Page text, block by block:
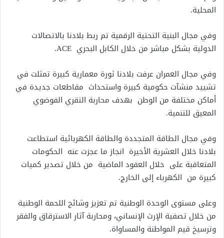
المحلية.
وفي مجال البنية التحتية الرقمية تم ربط بلادنا بالاتصالات
الدولية بشكل مباشر من خلال الكابل البحري ACE.
وفي مجال العمران عرفت بلادنا ثورة معمارية كبيرة تمثلت في
تشييد منشآت حكومية كبيرة واستحداث مقاطعات جديدة في
أماكن مختلفة من الوطن بهدف محاربة التقري الفوضوي
المعيق للتنمية.
وفي مجال الطاقة المتجددة والطاقة الكهربائية استطاعت
بلادنا خلال العشرية الأخيرة انجاز ما عجزت عنه الحكومات
المتعاقبة على خلال العقود الماضية من خلال تصدير كميات
كبيرة من الكهرباء إلى الخارج.
وعلى مستوى الوحدة الوطنية تم تعزيز وشائج اللحمة الوطنية
من خلال تصفية الإرث الإنساني، ومحاربة آثار الاسترقاق والفقر
وترسيخ قيم المواطنة والمساواة.